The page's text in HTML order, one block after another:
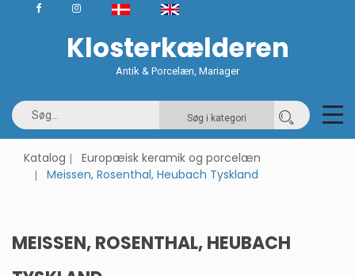
Klosterkælderen
Antik & Porcelæn, Mariager
Søg i kategori
Katalog
Europæisk keramik og porcelæn
Meissen, Rosenthal, Heubach Tyskland
MEISSEN, ROSENTHAL, HEUBACH